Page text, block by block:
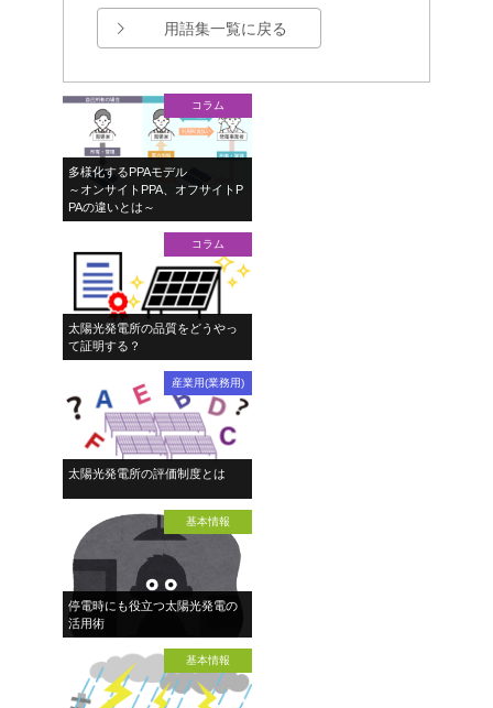
用語集一覧に戻る
コラム
多様化するPPAモデル
～オンサイトPPA、オフサイトP
PAの違いとは～
コラム
太陽光発電所の品質をどうやっ
て証明する？
産業用(業務用)
太陽光発電所の評価制度とは
基本情報
停電時にも役立つ太陽光発電の
活用術
基本情報